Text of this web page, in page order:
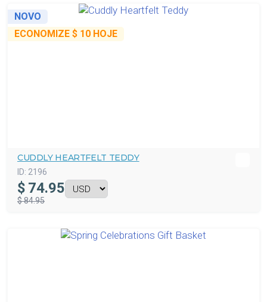
NOVO
ECONOMIZE $ 10 HOJE
CUDDLY HEARTFELT TEDDY
ID: 2196
$ 74.95
$ 84.95